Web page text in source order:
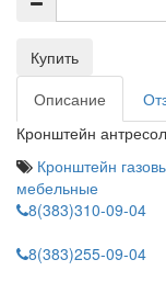
Купить
Описание
Кронштейн
Кронштейн
мебельные
8(383)310-09-04
8(383)255-09-04